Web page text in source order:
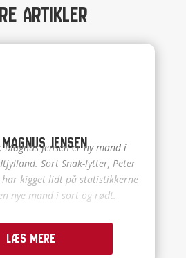
artikler
Jensen
Jensen er ny mand i
Sort Snak-lytter, Peter
har kigget lidt på statistikkerne
nye mand i sort og rødt.
Læs mere